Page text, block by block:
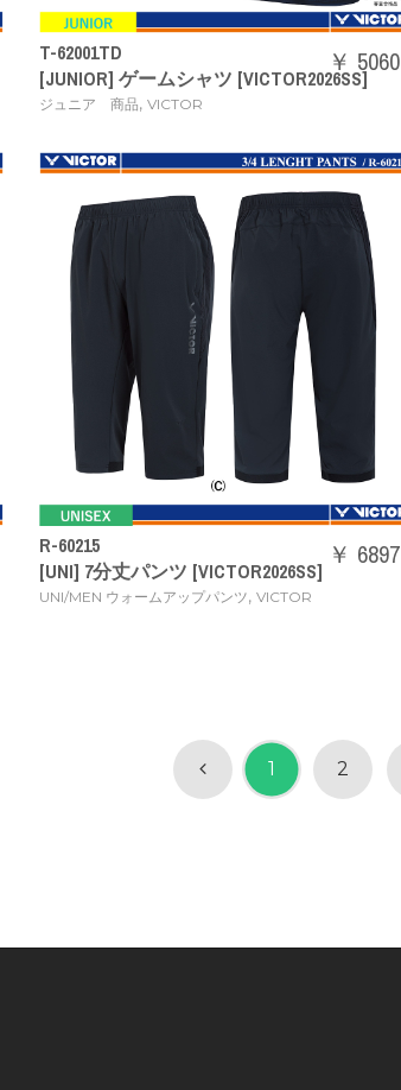
T-62001TD
[JUNIOR] ゲームシャツ [VICTOR2026SS]
ジュニア 商品, VICTOR
￥ 5060
R-60215
[UNI] 7分丈パンツ [VICTOR2026SS]
UNI/MEN ウォームアップパンツ, VICTOR
￥ 6897
1 2